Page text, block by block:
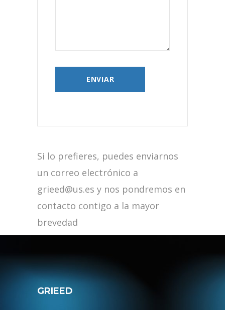
Si lo prefieres, puedes enviarnos
un correo electrónico a
grieed@us.es y nos pondremos en
contacto contigo a la mayor
brevedad
GRIEED